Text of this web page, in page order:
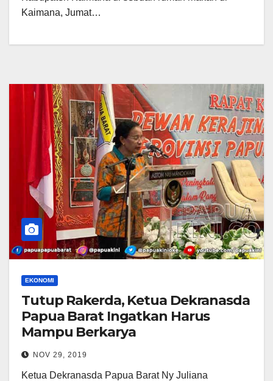
Kaimana, Jumat…
EKONOMI
Tutup Rakerda, Ketua Dekranasda
Papua Barat Ingatkan Harus
Mampu Berkarya
NOV 29, 2019
Ketua Dekranasda Papua Barat Ny Juliana